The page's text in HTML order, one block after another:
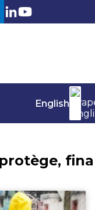
LinkedIn
Youtube
English